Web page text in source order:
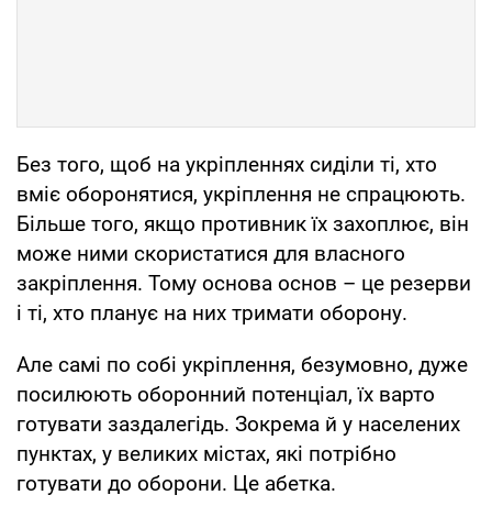
Без того, щоб на укріпленнях сиділи ті, хто
вміє оборонятися, укріплення не спрацюють.
Більше того, якщо противник їх захоплює, він
може ними скористатися для власного
закріплення. Тому основа основ – це резерви
і ті, хто планує на них тримати оборону.
Але самі по собі укріплення, безумовно, дуже
посилюють оборонний потенціал, їх варто
готувати заздалегідь. Зокрема й у населених
пунктах, у великих містах, які потрібно
готувати до оборони. Це абетка.